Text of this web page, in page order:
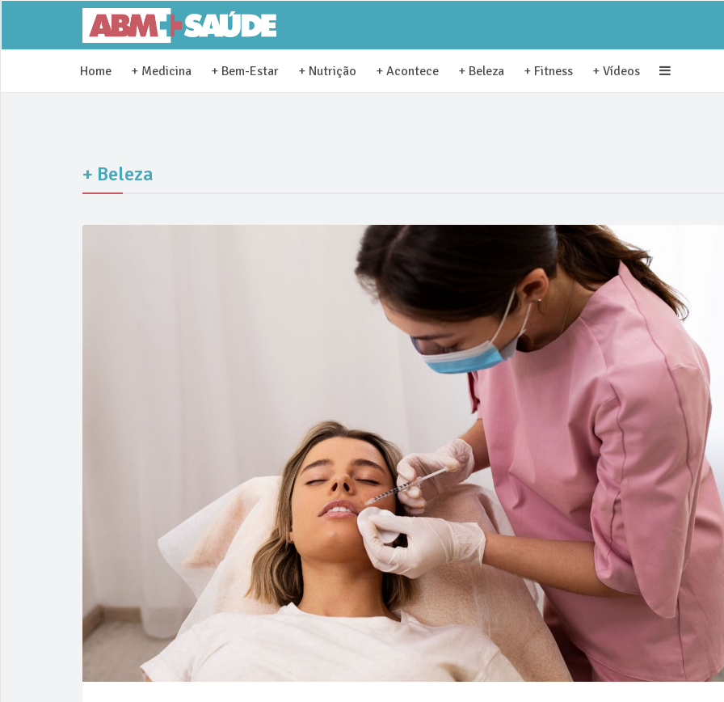
Home + Medicina + Bem-Estar + Nutrição + Acontece + Beleza + Fitness + Vídeos
+ Beleza